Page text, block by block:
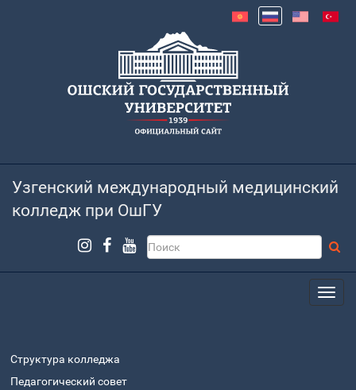
Узгенский международный медицинский
колледж при ОшГУ
Структура колледжа
Педагогический совет